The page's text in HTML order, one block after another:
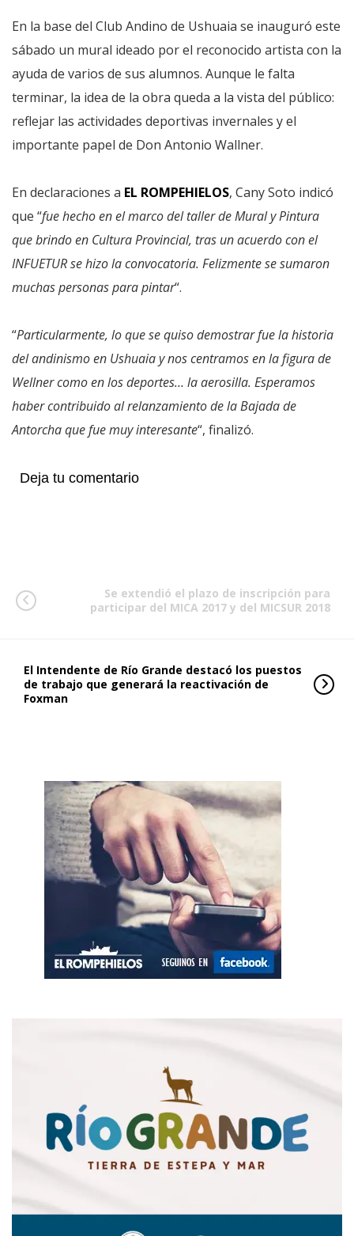
En la base del Club Andino de Ushuaia se inauguró este
sábado un mural ideado por el reconocido artista con la
ayuda de varios de sus alumnos. Aunque le falta
terminar, la idea de la obra queda a la vista del público:
reflejar las actividades deportivas invernales y el
importante papel de Don Antonio Wallner.
En declaraciones a EL ROMPEHIELOS, Cany Soto indicó
que “fue hecho en el marco del taller de Mural y Pintura
que brindo en Cultura Provincial, tras un acuerdo con el
INFUETUR se hizo la convocatoria. Felizmente se sumaron
muchas personas para pintar“.
“Particularmente, lo que se quiso demostrar fue la historia
del andinismo en Ushuaia y nos centramos en la figura de
Wellner como en los deportes… la aerosilla. Esperamos
haber contribuido al relanzamiento de la Bajada de
Antorcha que fue muy interesante“, finalizó.
Deja tu comentario
Se extendió el plazo de inscripción para
participar del MICA 2017 y del MICSUR 2018
El Intendente de Río Grande destacó los puestos
de trabajo que generará la reactivación de
Foxman